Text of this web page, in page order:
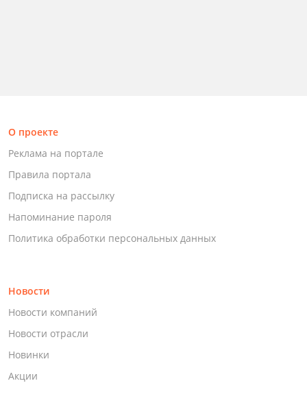
О проекте
Реклама на портале
Правила портала
Подписка на рассылку
Напоминание пароля
Политика обработки персональных данных
Новости
Новости компаний
Новости отрасли
Новинки
Акции